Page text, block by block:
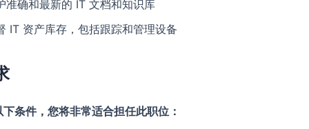
准确和最新的 IT 文档和知识库
IT 资产库存，包括跟踪和管理设备
条件，您将非常适合担任此职位：